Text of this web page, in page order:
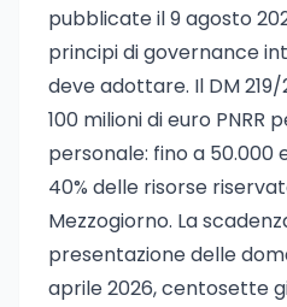
pubblicate il 9 agosto
principi di governance
deve adottare. Il DM
100 milioni di euro PNRR
personale: fino a 50.000
40% delle risorse
Mezzogiorno. La
presentazione delle
aprile 2026, centosette